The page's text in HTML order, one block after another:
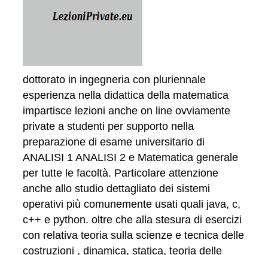
dottorato in ingegneria con pluriennale
esperienza nella didattica della matematica
impartisce lezioni anche on line ovviamente
private a studenti per supporto nella
preparazione di esame universitario di
ANALISI 1 ANALISI 2 e Matematica generale
per tutte le facoltà. Particolare attenzione
anche allo studio dettagliato dei sistemi
operativi più comunemente usati quali java, c,
c++ e python. oltre che alla stesura di esercizi
con relativa teoria sulla scienze e tecnica delle
costruzioni , dinamica, statica, teoria delle